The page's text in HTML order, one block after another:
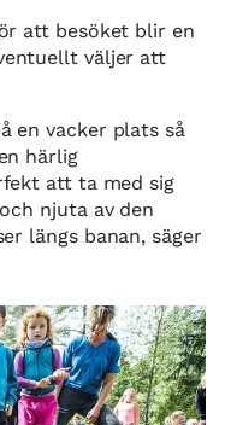
att besöket blir en
väljer att
en vacker plats så
härlig
att ta med sig
njuta av den
längs banan, säger